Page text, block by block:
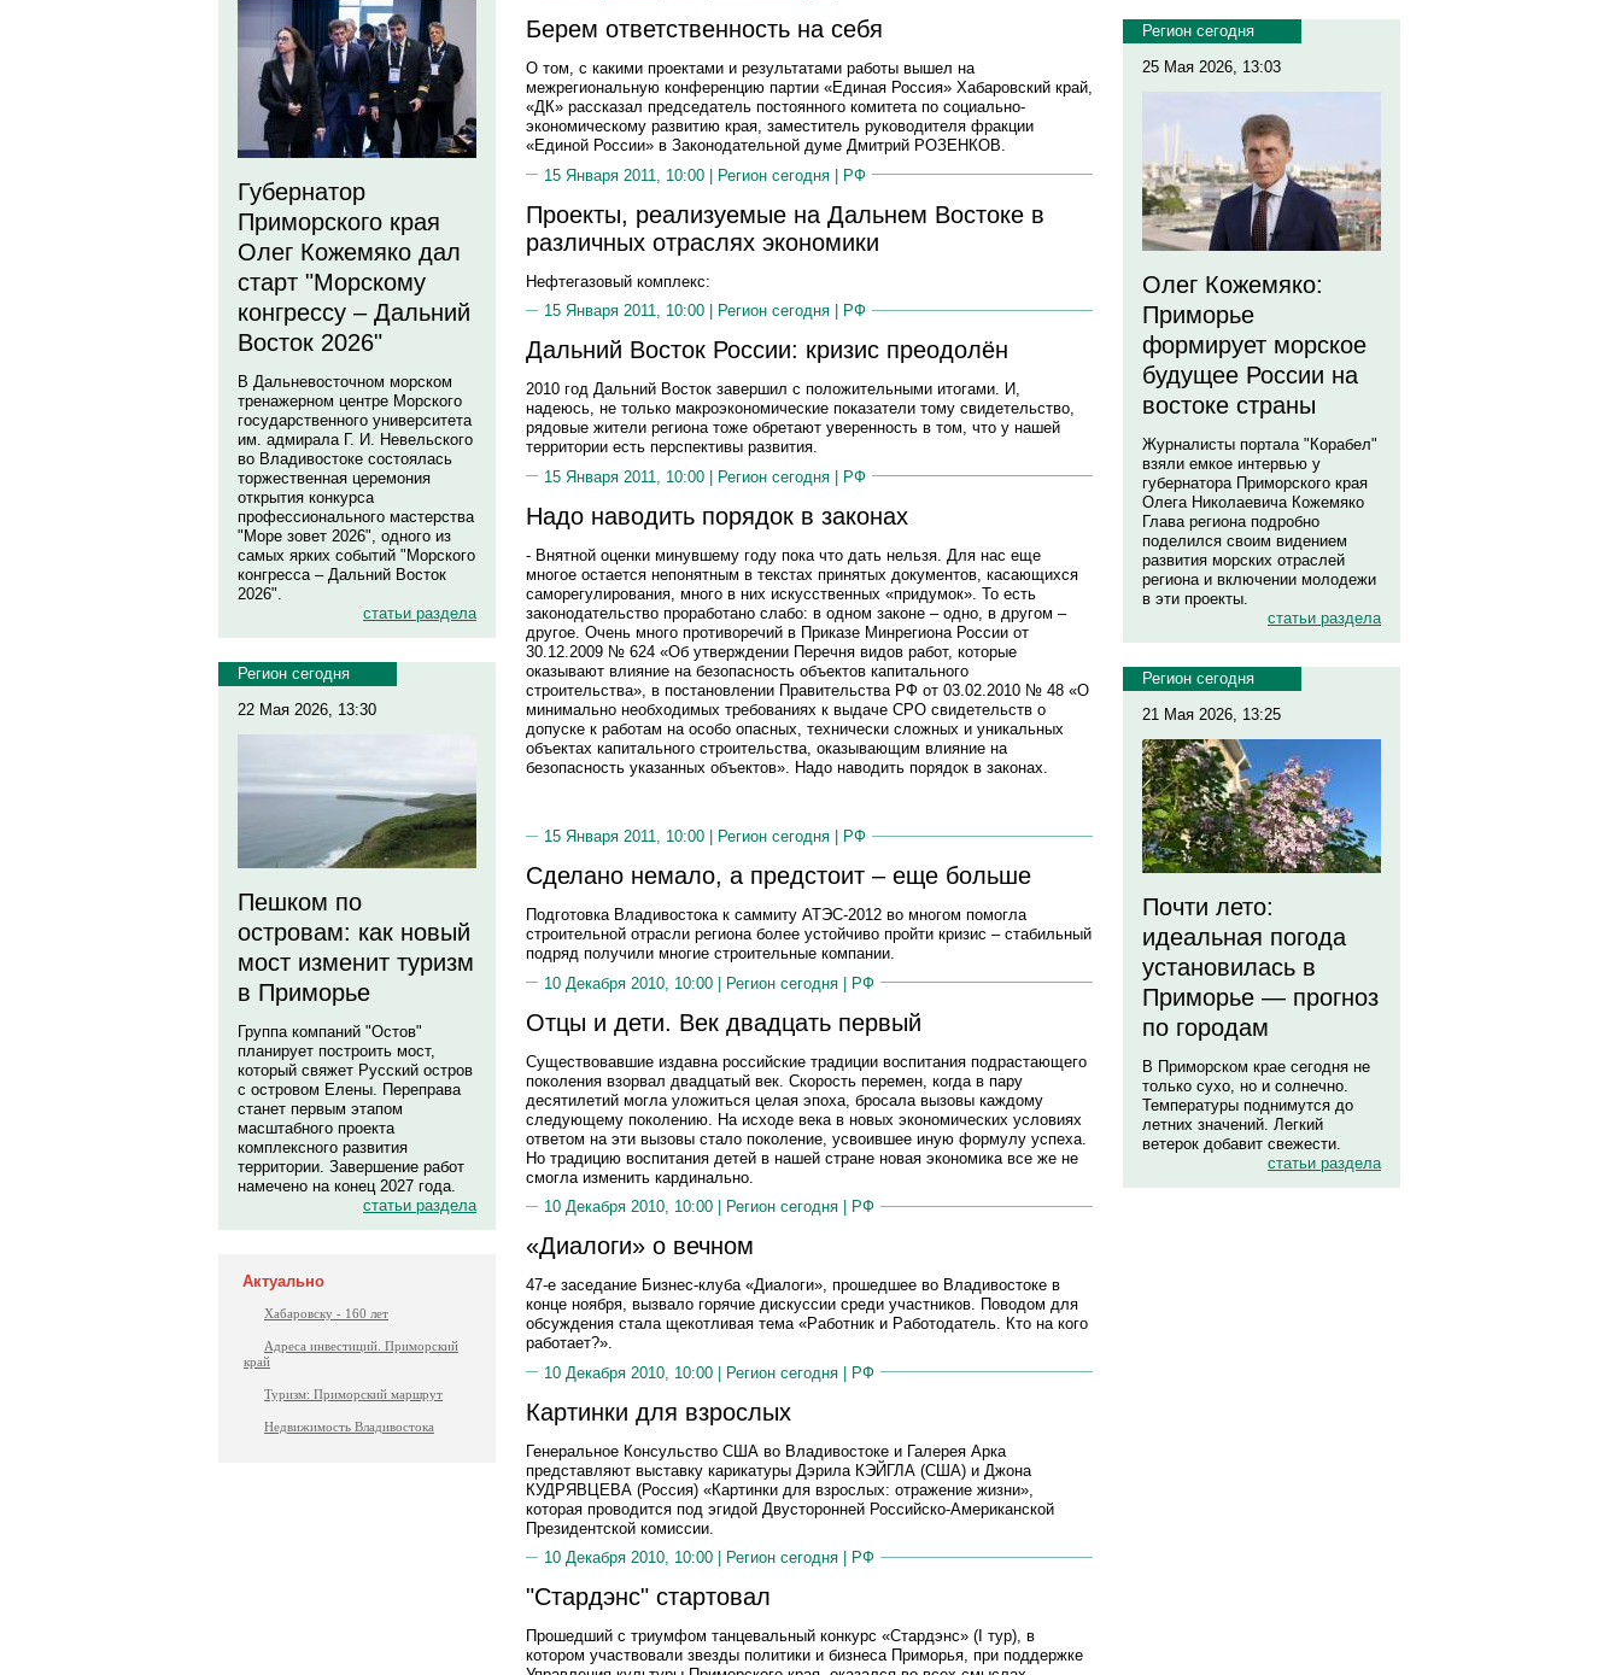
Губернатор
Приморского края
Олег Кожемяко дал
старт "Морскому
конгрессу – Дальний
Восток 2026"
В Дальневосточном морском
тренажерном центре Морского
государственного университета
им. адмирала Г. И. Невельского
во Владивостоке состоялась
торжественная церемония
открытия конкурса
профессионального мастерства
"Море зовет 2026", одного из
самых ярких событий "Морского
конгресса – Дальний Восток
2026".
статьи раздела
Регион сегодня
22 Мая 2026, 13:30
Пешком по
островам: как новый
мост изменит туризм
в Приморье
Группа компаний "Остов"
планирует построить мост,
который свяжет Русский остров
с островом Елены. Переправа
станет первым этапом
масштабного проекта
комплексного развития
территории. Завершение работ
намечено на конец 2027 года.
статьи раздела
Актуально
Хабаровску - 160 лет
Адреса инвестиций. Приморский
край
Туризм: Приморский маршрут
Недвижимость Владивостока
Берем ответственность на себя
О том, с какими проектами и результатами работы вышел на
межрегиональную конференцию партии «Единая Россия» Хабаровский край,
«ДК» рассказал председатель постоянного комитета по социально-
экономическому развитию края, заместитель руководителя фракции
«Единой России» в Законодательной думе Дмитрий РОЗЕНКОВ.
15 Января 2011, 10:00 | Регион сегодня | РФ
Проекты, реализуемые на Дальнем Востоке в
различных отраслях экономики
Нефтегазовый комплекс:
15 Января 2011, 10:00 |
Регион сегодня РФ
Дальний Восток России: кризис преодолён
2010 год Дальний Восток завершил с положительными итогами. И,
надеюсь, не только макроэкономические показатели тому свидетельство,
рядовые жители региона тоже обретают уверенность в том, что у нашей
территории есть перспективы развития.
15 Января 2011, 10:00 | Регион сегодня | РФ
Надо наводить порядок в законах
- Внятной оценки минувшему году пока что дать нельзя. Для нас еще
многое остается непонятным в текстах принятых документов, касающихся
саморегулирования, много в них искусственных «придумок». То есть
законодательство проработано слабо: в одном законе – одно, в другом –
другое. Очень много противоречий в Приказе Минрегиона России от
30.12.2009 № 624 «Об утверждении Перечня видов работ, которые
оказывают влияние на безопасность объектов капитального
строительства», в постановлении Правительства РФ от 03.02.2010 № 48 «О
минимально необходимых требованиях к выдаче СРО свидетельств о
допуске к работам на особо опасных, технически сложных и уникальных
объектах капитального строительства, оказывающим влияние на
безопасность указанных объектов». Надо наводить порядок в законах.
15 Января 2011, 10:00 | Регион сегодня РФ
Сделано немало, а предстоит – еще больше
Подготовка Владивостока к саммиту АТЭС-2012 во многом помогла
строительной отрасли региона более устойчиво пройти кризис – стабильный
подряд получили многие строительные компании.
10 Декабря 2010, 10:00 | Регион сегодня | РФ
Отцы и дети. Век двадцать первый
Существовавшие издавна российские традиции воспитания подрастающего
поколения взорвал двадцатый век. Скорость перемен, когда в пару
десятилетий могла уложиться целая эпоха, бросала вызовы каждому
следующему поколению. На исходе века в новых экономических условиях
ответом на эти вызовы стало поколение, усвоившее иную формулу успеха.
Но традицию воспитания детей в нашей стране новая экономика все же не
смогла изменить кардинально.
10 Декабря 2010, 10:00 |
Регион сегодня РФ
«Диалоги» о вечном
47-е заседание Бизнес-клуба «Диалоги», прошедшее во Владивостоке в
конце ноября, вызвало горячие дискуссии среди участников. Поводом для
обсуждения стала щекотливая тема «Работник и Работодатель. Кто на кого
работает?».
10 Декабря 2010, 10:00 | Регион сегодня | РФ
Картинки для взрослых
Генеральное Консульство США во Владивостоке и Галерея Арка
представляют выставку карикатуры Дэрила КЭЙГЛА (США) и Джона
КУДРЯВЦЕВА (Россия) «Картинки для взрослых: отражение жизни»,
которая проводится под эгидой Двусторонней Российско-Американской
Президентской комиссии.
10 Декабря 2010, 10:00 |
Регион сегодня РФ
"Стардэнс" стартовал
Прошедший с триумфом танцевальный конкурс «Стардэнс» (I тур), в
котором участвовали звезды политики и бизнеса Приморья, при поддержке
Регион сегодня
25 Мая 2026, 13:03
Олег Кожемяко:
Приморье
формирует морское
будущее России на
востоке страны
Журналисты портала "Корабел"
взяли емкое интервью у
губернатора Приморского края
Олега Николаевича Кожемяко
Глава региона подробно
поделился своим видением
развития морских отраслей
региона и включении молодежи
в эти проекты.
статьи раздела
Регион сегодня
21 Мая 2026, 13:25
Почти лето:
идеальная погода
установилась в
Приморье — прогноз
по городам
В Приморском крае сегодня не
только сухо, но и солнечно.
Температуры поднимутся до
летних значений. Легкий
ветерок добавит свежести.
статьи раздела